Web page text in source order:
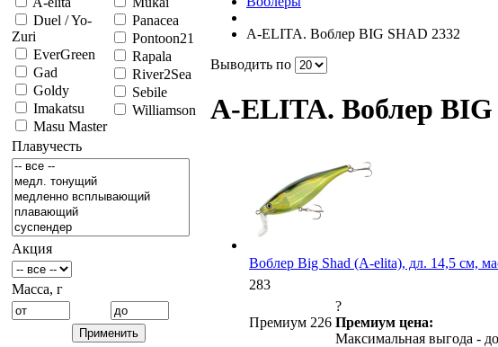
Duel / Yo-
Zuri
EverGreen
Gad
Goldy
Imakatsu
Masu Master
Panacea
Pontoon21
Rapala
River2Sea
Sebile
Williamson
Плавучесть
Акция
Масса, г
A-ELITA. Воблер BIG SHAD 2332
Выводить по
A-ELITA. Воблер BIG
Воблер Big Shad (A-elita), дл. 14,5 см,
283
Премиум 226
?
Премиум цена:
Максимальная выгода -